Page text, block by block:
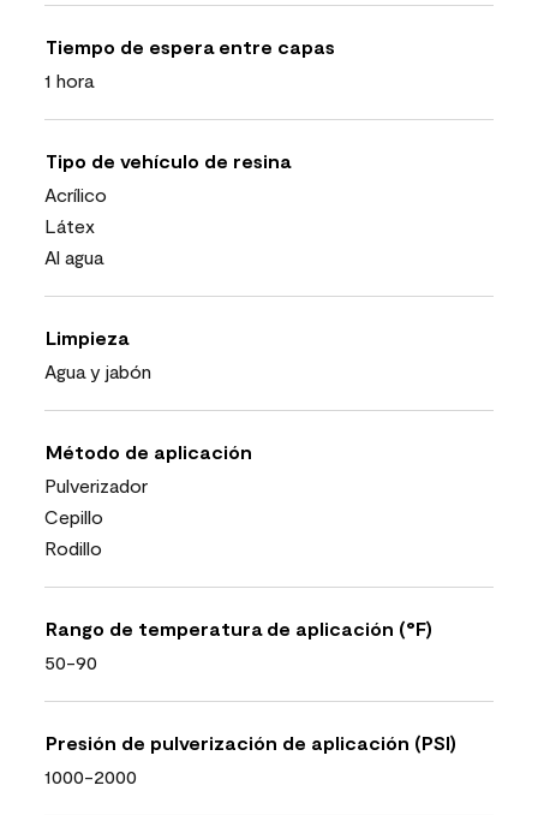
Tiempo de espera entre capas
1 hora
Tipo de vehículo de resina
Acrílico
Látex
Al agua
Limpieza
Agua y jabón
Método de aplicación
Pulverizador
Cepillo
Rodillo
Rango de temperatura de aplicación (°F)
50-90
Presión de pulverización de aplicación (PSI)
1000-2000